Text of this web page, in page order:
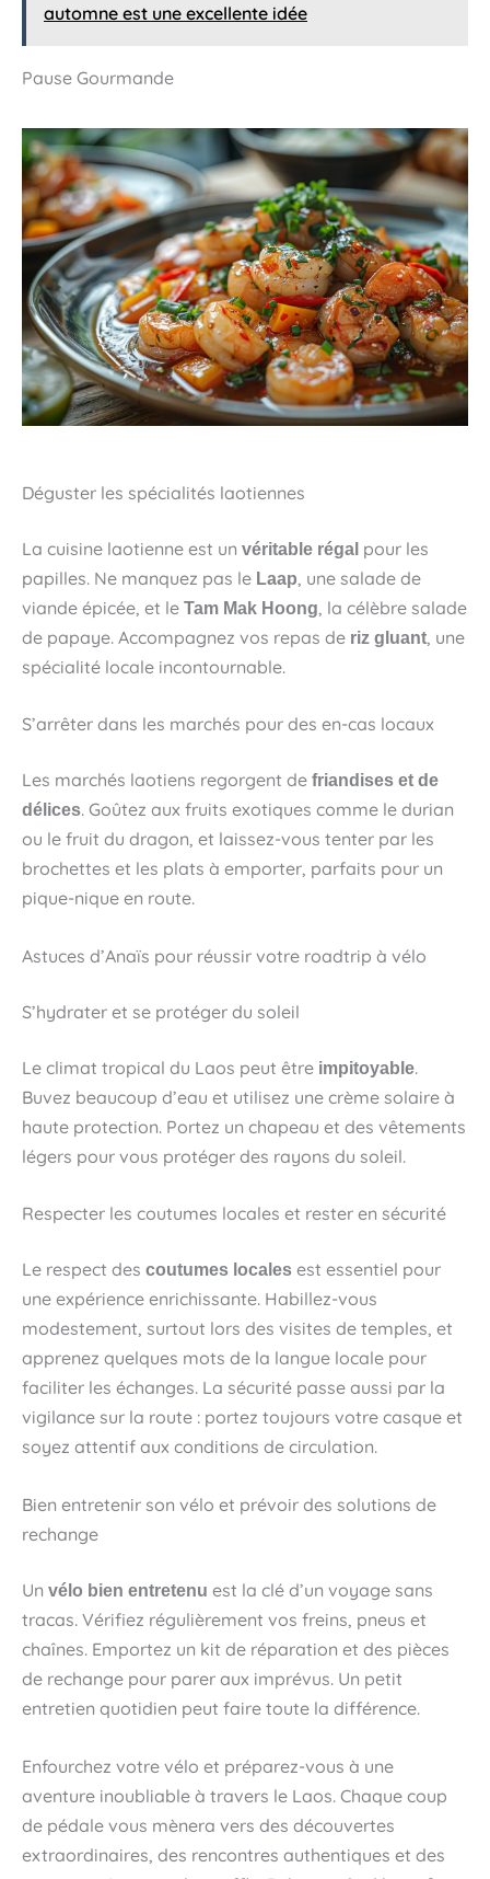
automne est une excellente idée
Pause Gourmande
Déguster les spécialités laotiennes
La cuisine laotienne est un véritable régal pour les
papilles. Ne manquez pas le Laap, une salade de
viande épicée, et le Tam Mak Hoong, la célèbre salade
de papaye. Accompagnez vos repas de riz gluant, une
spécialité locale incontournable.
S’arrêter dans les marchés pour des en-cas locaux
Les marchés laotiens regorgent de friandises et de
délices. Goûtez aux fruits exotiques comme le durian
ou le fruit du dragon, et laissez-vous tenter par les
brochettes et les plats à emporter, parfaits pour un
pique-nique en route.
Astuces d’Anaïs pour réussir votre roadtrip à vélo
S’hydrater et se protéger du soleil
Le climat tropical du Laos peut être impitoyable.
Buvez beaucoup d’eau et utilisez une crème solaire à
haute protection. Portez un chapeau et des vêtements
légers pour vous protéger des rayons du soleil.
Respecter les coutumes locales et rester en sécurité
Le respect des coutumes locales est essentiel pour
une expérience enrichissante. Habillez-vous
modestement, surtout lors des visites de temples, et
apprenez quelques mots de la langue locale pour
faciliter les échanges. La sécurité passe aussi par la
vigilance sur la route : portez toujours votre casque et
soyez attentif aux conditions de circulation.
Bien entretenir son vélo et prévoir des solutions de
rechange
Un vélo bien entretenu est la clé d’un voyage sans
tracas. Vérifiez régulièrement vos freins, pneus et
chaînes. Emportez un kit de réparation et des pièces
de rechange pour parer aux imprévus. Un petit
entretien quotidien peut faire toute la différence.
Enfourchez votre vélo et préparez-vous à une
aventure inoubliable à travers le Laos. Chaque coup
de pédale vous mènera vers des découvertes
extraordinaires, des rencontres authentiques et des